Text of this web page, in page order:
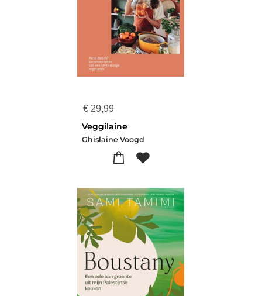
€ 29,99
Veggilaine
Ghislaine Voogd